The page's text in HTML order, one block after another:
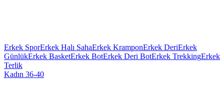
Erkek SporErkek Halı SahaErkek KramponErkek DeriErkek
GünlükErkek BasketErkek BotErkek Deri BotErkek TrekkingErkek
Terlik
Kadın 36-40